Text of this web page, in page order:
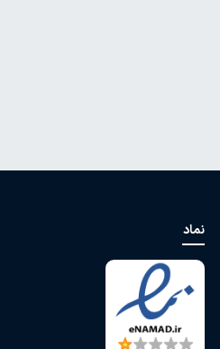
نماد